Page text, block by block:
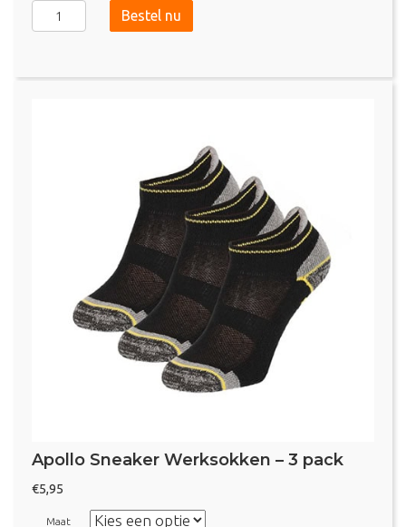
Apollo
Bamboo
Sokken
Bestel nu
Apollo Sneaker Werksokken – 3 pack
€5,95
Maat